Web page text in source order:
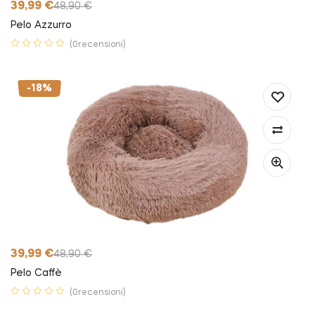
48,90€
39,99 €
Pelo Azzurro
(0recensioni)
-18%
48,90€
39,99 €
Pelo Caffè
(0recensioni)